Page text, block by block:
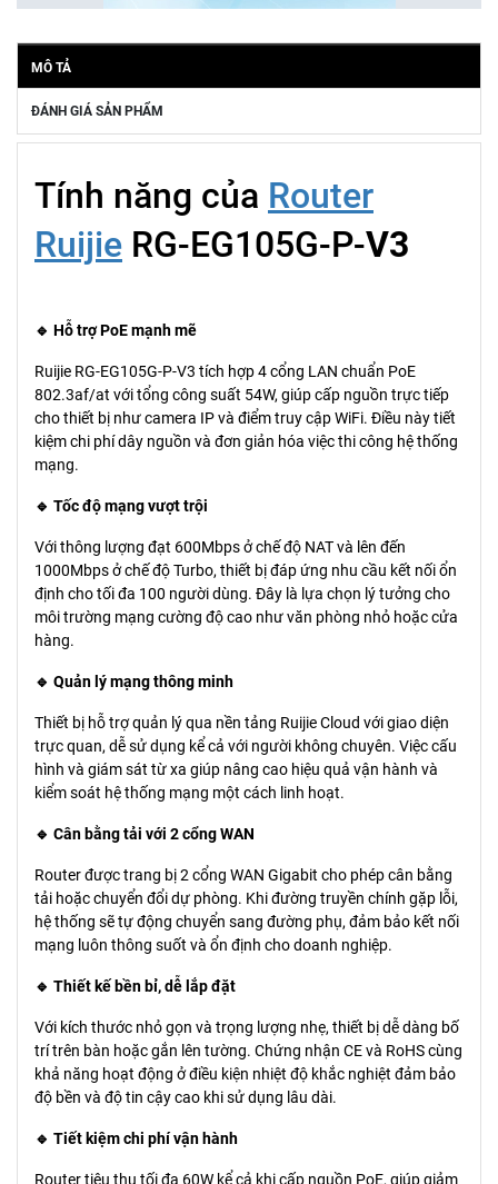
MÔ TẢ
ĐÁNH GIÁ SẢN PHẨM
Tính năng của Router
Ruijie RG-EG105G-P-V3
🔹 Hỗ trợ PoE mạnh mẽ
Ruijie RG-EG105G-P-V3 tích hợp 4 cổng LAN chuẩn PoE
802.3af/at với tổng công suất 54W, giúp cấp nguồn trực tiếp
cho thiết bị như camera IP và điểm truy cập WiFi. Điều này tiết
kiệm chi phí dây nguồn và đơn giản hóa việc thi công hệ thống
mạng.
🔹 Tốc độ mạng vượt trội
Với thông lượng đạt 600Mbps ở chế độ NAT và lên đến
1000Mbps ở chế độ Turbo, thiết bị đáp ứng nhu cầu kết nối ổn
định cho tối đa 100 người dùng. Đây là lựa chọn lý tưởng cho
môi trường mạng cường độ cao như văn phòng nhỏ hoặc cửa
hàng.
🔹 Quản lý mạng thông minh
Thiết bị hỗ trợ quản lý qua nền tảng Ruijie Cloud với giao diện
trực quan, dễ sử dụng kể cả với người không chuyên. Việc cấu
hình và giám sát từ xa giúp nâng cao hiệu quả vận hành và
kiểm soát hệ thống mạng một cách linh hoạt.
🔹 Cân bằng tải với 2 cổng WAN
Router được trang bị 2 cổng WAN Gigabit cho phép cân bằng
tải hoặc chuyển đổi dự phòng. Khi đường truyền chính gặp lỗi,
hệ thống sẽ tự động chuyển sang đường phụ, đảm bảo kết nối
mạng luôn thông suốt và ổn định cho doanh nghiệp.
🔹 Thiết kế bền bỉ, dễ lắp đặt
Với kích thước nhỏ gọn và trọng lượng nhẹ, thiết bị dễ dàng bố
trí trên bàn hoặc gắn lên tường. Chứng nhận CE và RoHS cùng
khả năng hoạt động ở điều kiện nhiệt độ khắc nghiệt đảm bảo
độ bền và độ tin cậy cao khi sử dụng lâu dài.
🔹 Tiết kiệm chi phí vận hành
Router tiêu thụ tối đa 60W kể cả khi cấp nguồn PoE, giúp giảm